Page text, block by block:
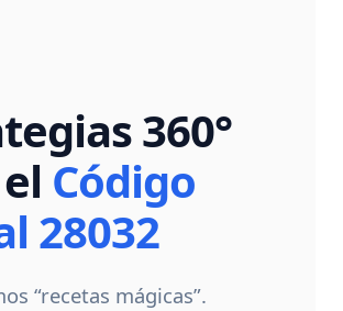
360°
Código
28032
“recetas mágicas”.